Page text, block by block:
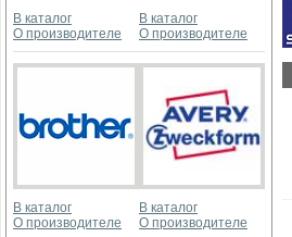
В каталог
О производителе
В каталог
О производителе
В каталог
О производителе
В каталог
О производителе